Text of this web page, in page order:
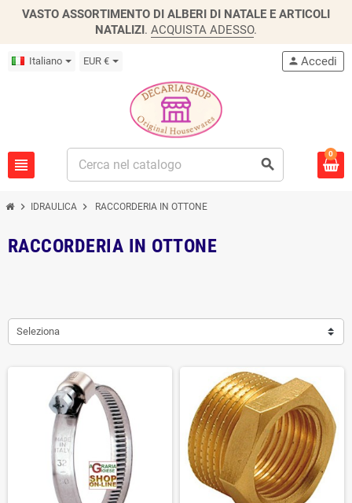
VASTO ASSORTIMENTO DI ALBERI DI NATALE E ARTICOLI
NATALIZI. ACQUISTA ADESSO.
Italiano EUR €
view_headline search
person Accedi
0
chevron_right IDRAULICA chevron_right RACCORDERIA IN OTTONE
RACCORDERIA IN OTTONE
Seleziona